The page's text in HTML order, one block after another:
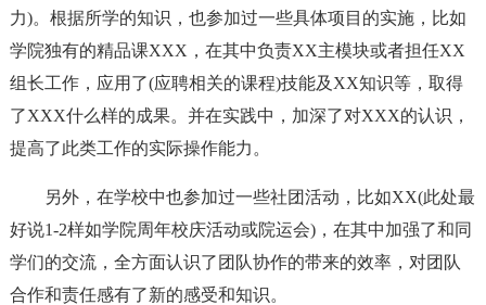
力)。根据所学的知识，也参加过一些具体项目的实施，比如
学院独有的精品课XXX，在其中负责XX主模块或者担任XX
组长工作，应用了(应聘相关的课程)技能及XX知识等，取得
了XXX什么样的成果。并在实践中，加深了对XXX的认识，
提高了此类工作的实际操作能力。
另外，在学校中也参加过一些社团活动，比如XX(此处最
好说1-2样如学院周年校庆活动或院运会)，在其中加强了和同
学们的交流，全方面认识了团队协作的带来的效率，对团队
合作和责任感有了新的感受和知识。